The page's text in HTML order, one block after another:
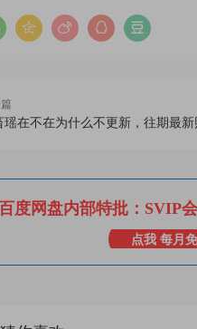
篇
瑶在不在为什么不更新，往期最
度网盘内部特批：SVIP
点我 每月